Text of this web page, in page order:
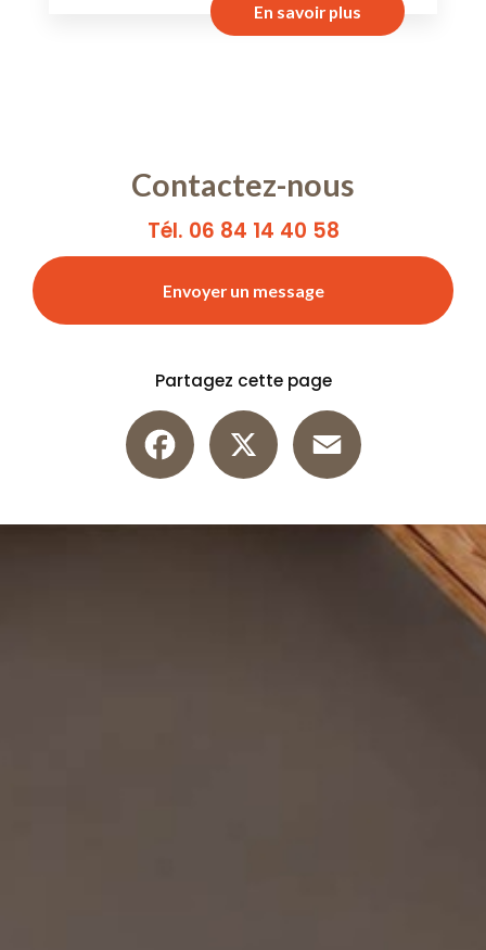
En savoir plus
Contactez-nous
Tél. 06 84 14 40 58
Envoyer un message
Partagez cette page
Facebook